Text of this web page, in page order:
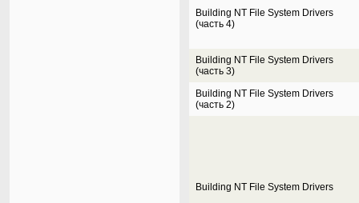
Building NT File System Drivers
(часть 4)
Building NT File System Drivers
(часть 3)
Building NT File System Drivers
(часть 2)
Building NT File System Drivers